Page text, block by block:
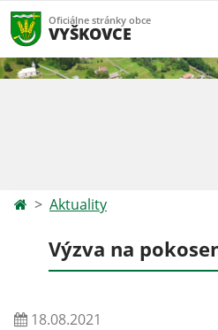
Oficiálne stránky obce
VYŠKOVCE
Aktuality
Výzva na
18.08.2021